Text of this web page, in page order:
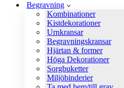
Begravning
Kombinationer
Kistdekorationer
Urnkransar
Begravningskransar
Hjärtan & former
Höga Dekorationer
Sorgbuketter
Miljöbinderier